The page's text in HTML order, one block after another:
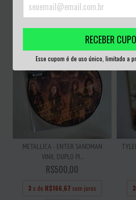
RECEBER
Esse cupom é de uso único, limitado a
ESGOTADO
METALLICA - ENTER SANDMAN
VINIL DUPLO PI...
R$500,00
3 x de R$166,67 sem juros
3